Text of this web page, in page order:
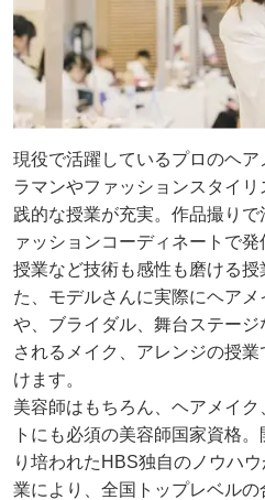
現役で活躍しているプロのヘ
ラマンやファッションスタイ
践的な授業が充実。作品撮り
ァッションコーディネートで
授業など技術も感性も磨ける授
た、モデルさんに実際にヘア
や、ブライダル、舞台ステー
されるメイク、アレンジの授
けます。
美容師はもちろん、ヘアメイ
トにも必須の美容師国家資格
り培われたHBS独⾃のノウハ
業により、全国トップレベル